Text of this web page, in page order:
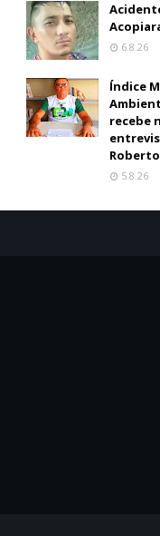
6.8.26
Índice
recebe
5.8.26